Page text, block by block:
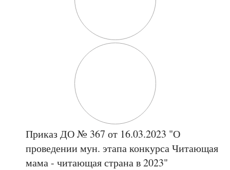
Приказ ДО № 367 от 16.03.2023 "О
проведении мун. этапа конкурса Читающая
мама - читающая страна в 2023"